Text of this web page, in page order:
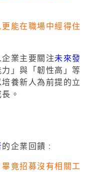
更能在職場中經得住
業主要關注未來發
」與「韌性高」等
養新人為前提的立
。
的企業回饋 :
畢竟招募沒有相關工